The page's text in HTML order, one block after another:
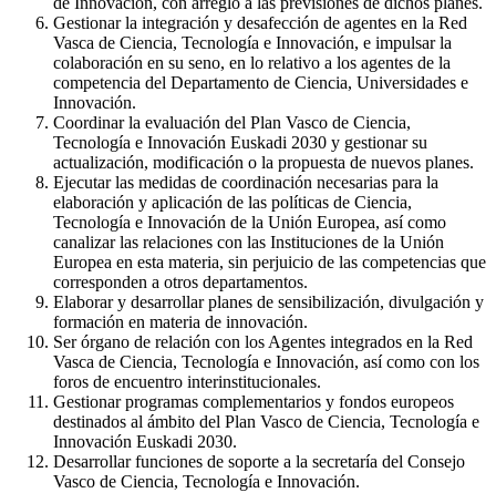
Gestionar la integración y desafección de agentes en la Red
Vasca de Ciencia, Tecnología e Innovación, e impulsar la
colaboración en su seno, en lo relativo a los agentes de la
competencia del Departamento de Ciencia, Universidades e
Innovación.
Coordinar la evaluación del Plan Vasco de Ciencia,
Tecnología e Innovación Euskadi 2030 y gestionar su
actualización, modificación o la propuesta de nuevos planes.
Ejecutar las medidas de coordinación necesarias para la
elaboración y aplicación de las políticas de Ciencia,
Tecnología e Innovación de la Unión Europea, así como
canalizar las relaciones con las Instituciones de la Unión
Europea en esta materia, sin perjuicio de las competencias que
corresponden a otros departamentos.
Elaborar y desarrollar planes de sensibilización, divulgación y
formación en materia de innovación.
Ser órgano de relación con los Agentes integrados en la Red
Vasca de Ciencia, Tecnología e Innovación, así como con los
foros de encuentro interinstitucionales.
Gestionar programas complementarios y fondos europeos
destinados al ámbito del Plan Vasco de Ciencia, Tecnología e
Innovación Euskadi 2030.
Desarrollar funciones de soporte a la secretaría del Consejo
Vasco de Ciencia, Tecnología e Innovación.